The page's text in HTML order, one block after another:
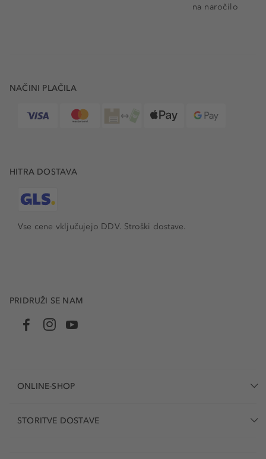
na naročilo
NAČINI PLAČILA
HITRA DOSTAVA
Vse cene vključujejo DDV. Stroški dostave.
PRIDRUŽI SE NAM
ONLINE-SHOP
STORITVE DOSTAVE